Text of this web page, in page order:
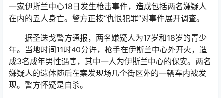
一家伊斯兰中心18日发生枪击事件，造成包括两名嫌疑人
在内的五人身亡。警方正按“仇恨犯罪”对事件展开调查。
据圣迭戈警方通报，两名嫌疑人为17岁和18岁的青少
年。当地时间11时40分许，枪手在伊斯兰中心外开火，造
成3名成年男性遇害，其中一人为伊斯兰中心的保安。两名
嫌疑人的遗体随后在案发现场几个街区外的一辆车内被发
现。警方怀疑是自杀。